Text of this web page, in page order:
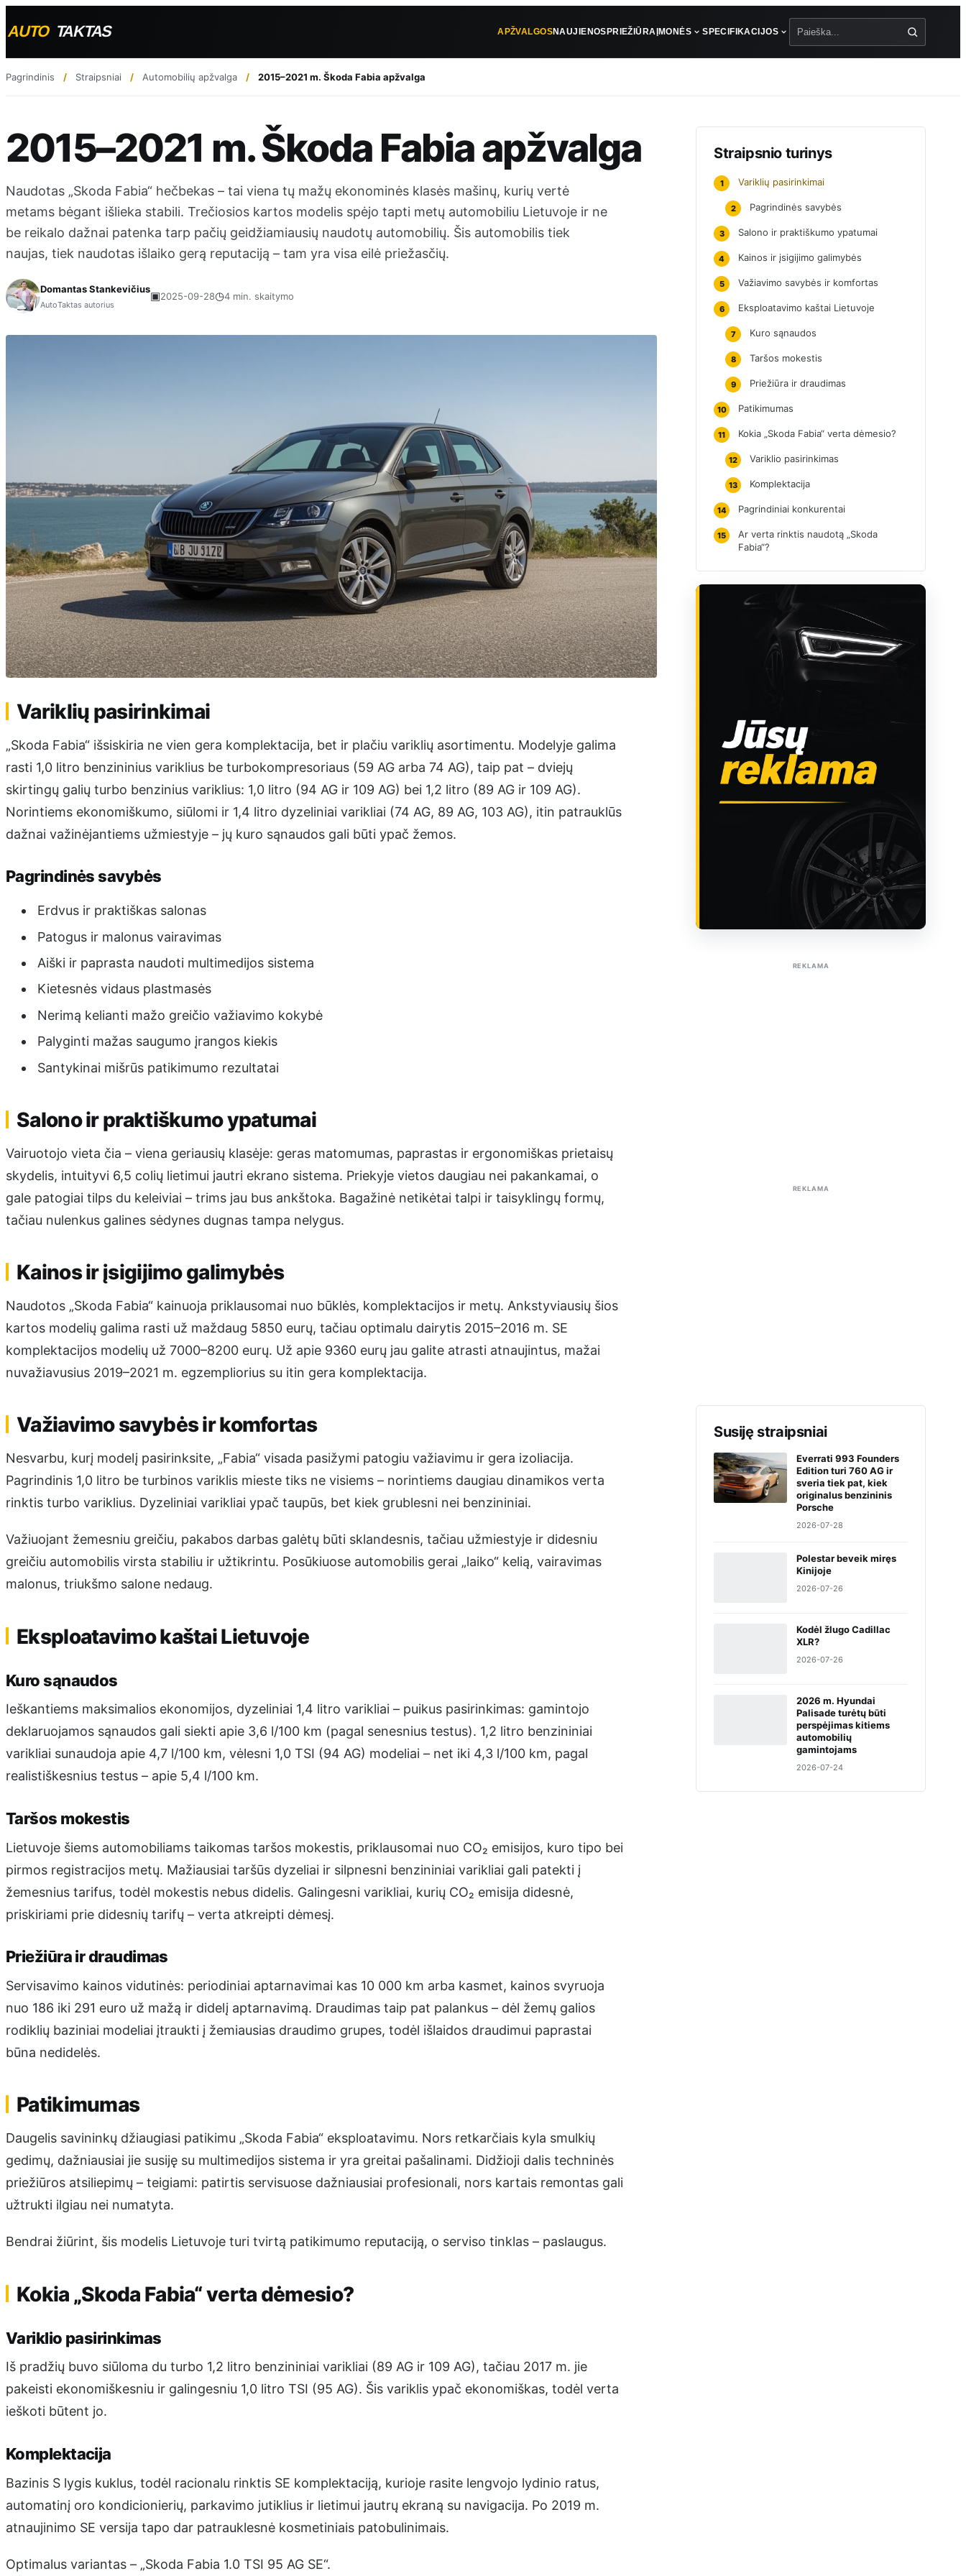
APŽVALGOSNAUJIENOSPRIEŽIŪRA ĮMONĖS SPECIFIKACIJOS
Pagrindinis Straipsniai Automobilių apžvalga 2015–2021 m. Škoda Fabia apžvalga
2015–2021 m. Škoda Fabia apžvalga
Naudotas „Skoda Fabia“ hečbekas – tai viena tų mažų ekonominės klasės mašinų, kurių vertė
metams bėgant išlieka stabili. Trečiosios kartos modelis spėjo tapti metų automobiliu Lietuvoje ir ne
be reikalo dažnai patenka tarp pačių geidžiamiausių naudotų automobilių. Šis automobilis tiek
naujas, tiek naudotas išlaiko gerą reputaciją – tam yra visa eilė priežasčių.
Domantas Stankevičius
AutoTaktas autorius
▣2025-09-28◷4 min. skaitymo
Variklių pasirinkimai
„Skoda Fabia“ išsiskiria ne vien gera komplektacija, bet ir plačiu variklių asortimentu. Modelyje galima
rasti 1,0 litro benzininius variklius be turbokompresoriaus (59 AG arba 74 AG), taip pat – dviejų
skirtingų galių turbo benzinius variklius: 1,0 litro (94 AG ir 109 AG) bei 1,2 litro (89 AG ir 109 AG).
Norintiems ekonomiškumo, siūlomi ir 1,4 litro dyzeliniai varikliai (74 AG, 89 AG, 103 AG), itin patrauklūs
dažnai važinėjantiems užmiestyje – jų kuro sąnaudos gali būti ypač žemos.
Pagrindinės savybės
Erdvus ir praktiškas salonas
Patogus ir malonus vairavimas
Aiški ir paprasta naudoti multimedijos sistema
Kietesnės vidaus plastmasės
Nerimą kelianti mažo greičio važiavimo kokybė
Palyginti mažas saugumo įrangos kiekis
Santykinai mišrūs patikimumo rezultatai
Salono ir praktiškumo ypatumai
Vairuotojo vieta čia – viena geriausių klasėje: geras matomumas, paprastas ir ergonomiškas prietaisų
skydelis, intuityvi 6,5 colių lietimui jautri ekrano sistema. Priekyje vietos daugiau nei pakankamai, o
gale patogiai tilps du keleiviai – trims jau bus ankštoka. Bagažinė netikėtai talpi ir taisyklingų formų,
tačiau nulenkus galines sėdynes dugnas tampa nelygus.
Kainos ir įsigijimo galimybės
Naudotos „Skoda Fabia“ kainuoja priklausomai nuo būklės, komplektacijos ir metų. Ankstyviausių šios
kartos modelių galima rasti už maždaug 5850 eurų, tačiau optimalu dairytis 2015–2016 m. SE
komplektacijos modelių už 7000–8200 eurų. Už apie 9360 eurų jau galite atrasti atnaujintus, mažai
nuvažiavusius 2019–2021 m. egzempliorius su itin gera komplektacija.
Važiavimo savybės ir komfortas
Nesvarbu, kurį modelį pasirinksite, „Fabia“ visada pasižymi patogiu važiavimu ir gera izoliacija.
Pagrindinis 1,0 litro be turbinos variklis mieste tiks ne visiems – norintiems daugiau dinamikos verta
rinktis turbo variklius. Dyzeliniai varikliai ypač taupūs, bet kiek grublesni nei benzininiai.
Važiuojant žemesniu greičiu, pakabos darbas galėtų būti sklandesnis, tačiau užmiestyje ir didesniu
greičiu automobilis virsta stabiliu ir užtikrintu. Posūkiuose automobilis gerai „laiko“ kelią, vairavimas
malonus, triukšmo salone nedaug.
Eksploatavimo kaštai Lietuvoje
Kuro sąnaudos
Ieškantiems maksimalios ekonomijos, dyzeliniai 1,4 litro varikliai – puikus pasirinkimas: gamintojo
deklaruojamos sąnaudos gali siekti apie 3,6 l/100 km (pagal senesnius testus). 1,2 litro benzininiai
varikliai sunaudoja apie 4,7 l/100 km, vėlesni 1,0 TSI (94 AG) modeliai – net iki 4,3 l/100 km, pagal
realistiškesnius testus – apie 5,4 l/100 km.
Taršos mokestis
Lietuvoje šiems automobiliams taikomas taršos mokestis, priklausomai nuo CO₂ emisijos, kuro tipo bei
pirmos registracijos metų. Mažiausiai taršūs dyzeliai ir silpnesni benzininiai varikliai gali patekti į
žemesnius tarifus, todėl mokestis nebus didelis. Galingesni varikliai, kurių CO₂ emisija didesnė,
priskiriami prie didesnių tarifų – verta atkreipti dėmesį.
Priežiūra ir draudimas
Servisavimo kainos vidutinės: periodiniai aptarnavimai kas 10 000 km arba kasmet, kainos svyruoja
nuo 186 iki 291 euro už mažą ir didelį aptarnavimą. Draudimas taip pat palankus – dėl žemų galios
rodiklių baziniai modeliai įtraukti į žemiausias draudimo grupes, todėl išlaidos draudimui paprastai
būna nedidelės.
Patikimumas
Daugelis savininkų džiaugiasi patikimu „Skoda Fabia“ eksploatavimu. Nors retkarčiais kyla smulkių
gedimų, dažniausiai jie susiję su multimedijos sistema ir yra greitai pašalinami. Didžioji dalis techninės
priežiūros atsiliepimų – teigiami: patirtis servisuose dažniausiai profesionali, nors kartais remontas gali
užtrukti ilgiau nei numatyta.
Bendrai žiūrint, šis modelis Lietuvoje turi tvirtą patikimumo reputaciją, o serviso tinklas – paslaugus.
Kokia „Skoda Fabia“ verta dėmesio?
Variklio pasirinkimas
Iš pradžių buvo siūloma du turbo 1,2 litro benzininiai varikliai (89 AG ir 109 AG), tačiau 2017 m. jie
pakeisti ekonomiškesniu ir galingesniu 1,0 litro TSI (95 AG). Šis variklis ypač ekonomiškas, todėl verta
ieškoti būtent jo.
Komplektacija
Bazinis S lygis kuklus, todėl racionalu rinktis SE komplektaciją, kurioje rasite lengvojo lydinio ratus,
automatinį oro kondicionierių, parkavimo jutiklius ir lietimui jautrų ekraną su navigacija. Po 2019 m.
atnaujinimo SE versija tapo dar patrauklesnė kosmetiniais patobulinimais.
Optimalus variantas – „Skoda Fabia 1.0 TSI 95 AG SE“.
Straipsnio turinys
1 Variklių pasirinkimai
2 Pagrindinės savybės
3 Salono ir praktiškumo ypatumai
4 Kainos ir įsigijimo galimybės
5 Važiavimo savybės ir komfortas
6 Eksploatavimo kaštai Lietuvoje
7 Kuro sąnaudos
8 Taršos mokestis
9 Priežiūra ir draudimas
10 Patikimumas
11 Kokia „Skoda Fabia“ verta dėmesio?
12 Variklio pasirinkimas
13 Komplektacija
14 Pagrindiniai konkurentai
15
Ar verta rinktis naudotą „Skoda
Fabia“?
REKLAMA
REKLAMA
Susiję straipsniai
Everrati 993 Founders
Edition turi 760 AG ir
sveria tiek pat, kiek
originalus benzininis
Porsche
2026-07-28
Polestar beveik miręs
Kinijoje
2026-07-26
Kodėl žlugo Cadillac
XLR?
2026-07-26
2026 m. Hyundai
Palisade turėtų būti
perspėjimas kitiems
automobilių
gamintojams
2026-07-24